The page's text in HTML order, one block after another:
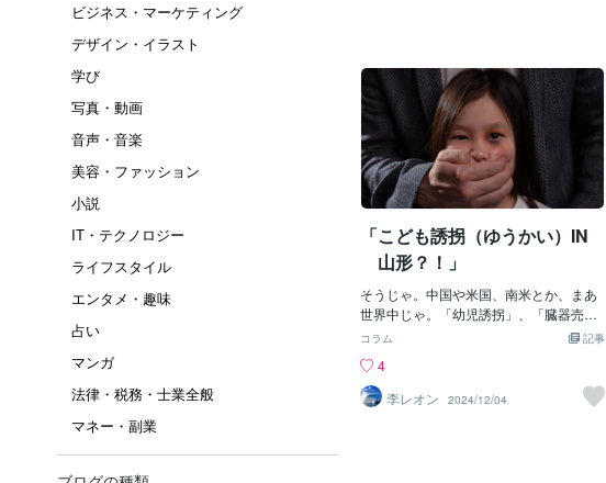
ビジネス・マーケティング
デザイン・イラスト
学び
写真・動画
音声・音楽
美容・ファッション
小説
IT・テクノロジー
ライフスタイル
エンタメ・趣味
占い
マンガ
法律・税務・士業全般
マネー・副業
「こども誘拐（ゆうかい）IN
山形？！」
そうじゃ。中国や米国、南米とか、まあ
世界中じゃ。「幼児誘拐」、「臓器売
買」とかって「日本以外」のお話でし
もう前から「日本国内で発生中」じゃ！
ちょい前に「中国人女」が「小学生」を
誘拐しようとして失敗し、警察に逮捕さ
記事
コラム
4
李レオン
2024/12/04